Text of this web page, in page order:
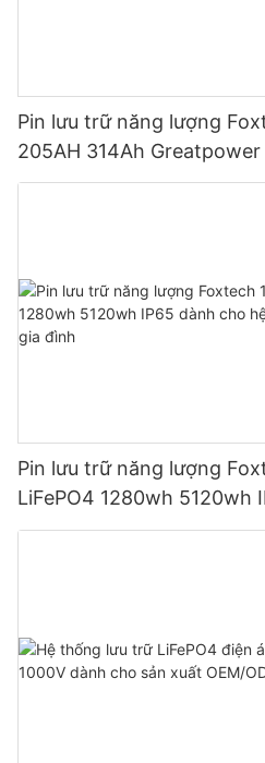
Pin lưu trữ năng lượng
205AH 314Ah
5120wh IP65
Pin lưu trữ năng lượng
LiFePO4 1280wh 5120wh
thống năng lượng mặt